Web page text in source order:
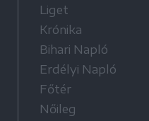
Liget
Krónika
Bihari Napló
Erdélyi Napló
Főtér
Nőileg